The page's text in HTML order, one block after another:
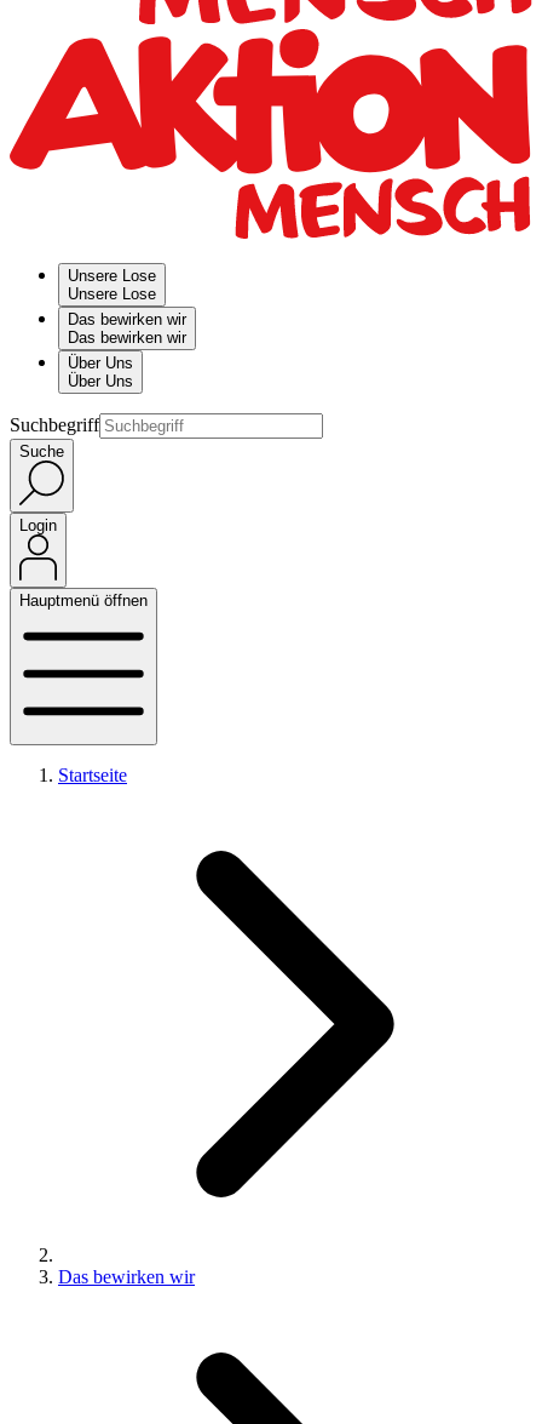
Unsere Lose
Unsere Lose
Das bewirken wir
Das bewirken wir
Über Uns
Über Uns
Suchbegriff
Suche
Login
Hauptmenü öffnen
Startseite
Das bewirken wir